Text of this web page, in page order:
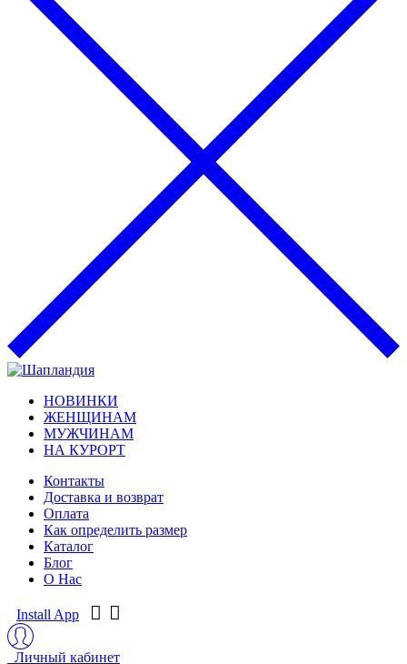
НОВИНКИ
ЖЕНЩИНАМ
МУЖЧИНАМ
НА КУРОРТ
Контакты
Доставка и возврат
Оплата
Как определить размер
Каталог
Блог
О Нас
Install App
Личный кабинет